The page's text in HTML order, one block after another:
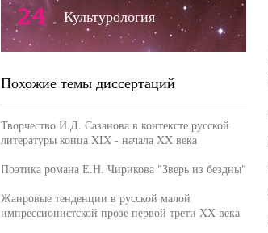
24 Культурология
Похожие темы диссертаций
Творчество И.Д. Сазанова в контексте русской
литературы конца XIX - начала XX века
Поэтика романа Е.Н. Чирикова "Зверь из бездны"
Жанровые тенденции в русской малой
импрессионистской прозе первой трети XX века